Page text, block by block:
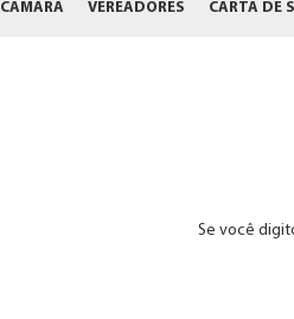
CÂMARA VEREADORES CARTA DE
Se você